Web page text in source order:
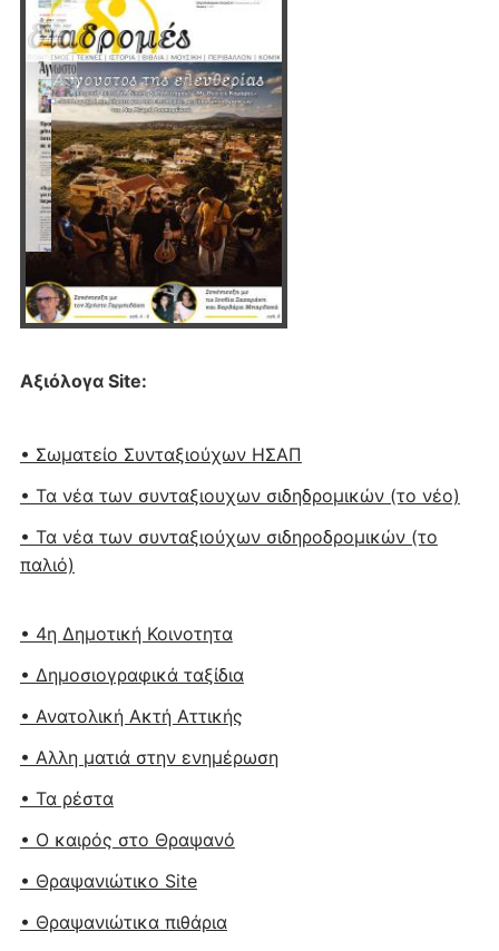
Αξιόλογα Site:
• Σωματείο Συνταξιούχων ΗΣΑΠ
• Τα νέα των συνταξιουχων σιδηδρομικών (το νέο)
• Τα νέα των συνταξιούχων σιδηροδρομικών (το
παλιό)
• 4η Δημοτική Κοινοτητα
• Δημοσιογραφικά ταξίδια
• Ανατολική Ακτή Αττικής
• Αλλη ματιά στην ενημέρωση
• Τα ρέστα
• Ο καιρός στο Θραψανό
• Θραψανιώτικο Site
• Θραψανιώτικα πιθάρια